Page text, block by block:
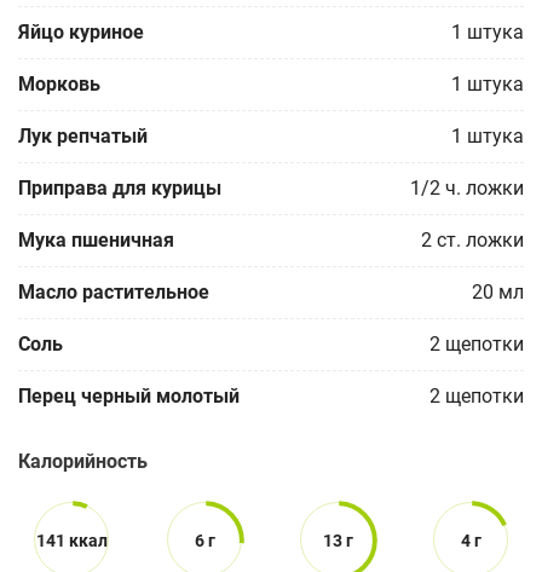
Яйцо куриное 1 штука
Морковь 1 штука
Лук репчатый 1 штука
Приправа для курицы 1/2 ч. ложки
Мука пшеничная 2 ст. ложки
Масло растительное 20 мл
Соль 2 щепотки
Перец черный молотый 2 щепотки
Калорийность
141 ккал 6 г 13 г 4 г